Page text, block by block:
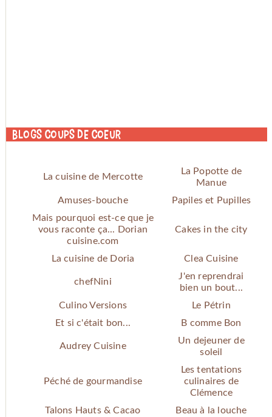
Blogs coups de coeur
La cuisine de Mercotte
La Popotte de
Manue
Amuses-bouche
Papiles et Pupilles
Mais pourquoi est-ce que je
vous raconte ça... Dorian
cuisine.com
Cakes in the city
La cuisine de Doria Clea Cuisine
chefNini
J'en reprendrai
bien un bout...
Culino Versions
Le Pétrin
Et si c'était bon...
B comme Bon
Audrey Cuisine
Un dejeuner de
soleil
Péché de gourmandise
Les tentations
culinaires de
Clémence
Talons Hauts & Cacao
Beau à la louche